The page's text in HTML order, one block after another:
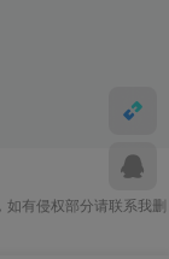
有侵权部分请联系我删